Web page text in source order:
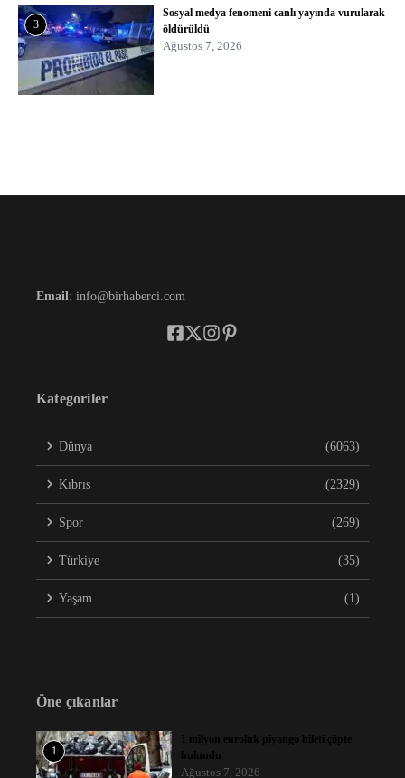
3
Sosyal medya fenomeni canlı yayında vurularak
öldürüldü
Ağustos 7, 2026
Email: info@birhaberci.com
Kategoriler
Dünya (6063)
Kıbrıs (2329)
Spor (269)
Türkiye (35)
Yaşam (1)
Öne çıkanlar
1
1 milyon euroluk piyango bileti çöpte
bulundu
Ağustos 7, 2026